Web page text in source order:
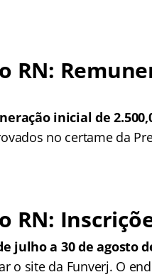
RN:
inicial de
no certame da
RN:
julho a 30 de agosto
o site da Funverj. O